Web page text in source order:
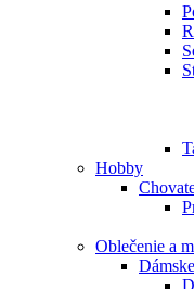
Hobby
Oblečenie a